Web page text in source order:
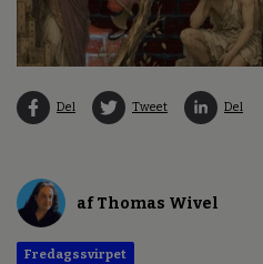
Del Tweet Del
af Thomas Wivel
Fredagssvirpet